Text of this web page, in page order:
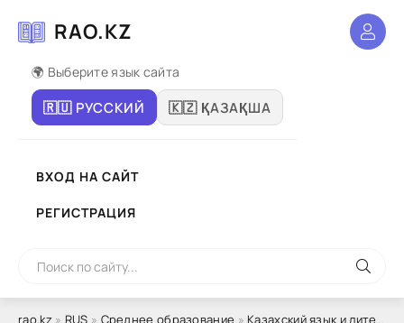
RAO.KZ
🌍 Выберите язык сайта
🇷🇺 РУССКИЙ 🇰🇿 ҚАЗАҚША
ВХОД НА САЙТ
РЕГИСТРАЦИЯ
rao.kz» RUS » Среднее образование » Казахский язык и литература Т2